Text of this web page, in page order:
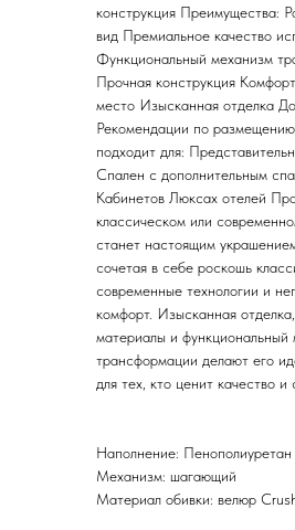
конструкция Преимущества:
вид Премиальное качество
Функциональный механизм
Прочная конструкция
место Изысканная отделка
Рекомендации по
подходит для:
Спален с дополнительным
Кабинетов Люксах отелей
классическом или
станет настоящим
сочетая в себе роскошь
современные технологии и
комфорт. Изысканная
материалы и функциональный
трансформации делают его
для тех, кто ценит качество и
Наполнение: Пенополиуретан
Механизм: шагающий
Материал обивки: велюр